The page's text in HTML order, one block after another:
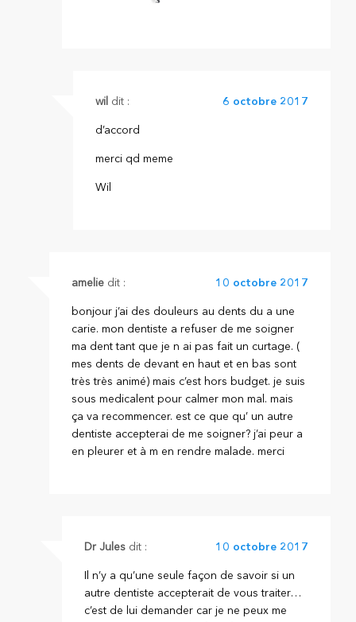
wil dit : 6 octobre 2017
d’accord
merci qd meme
Wil
amelie dit : 10 octobre 2017
bonjour j’ai des douleurs au dents du a une
carie. mon dentiste a refuser de me soigner
ma dent tant que je n ai pas fait un curtage. (
mes dents de devant en haut et en bas sont
très très animé) mais c’est hors budget. je suis
sous medicalent pour calmer mon mal. mais
ça va recommencer. est ce que qu’ un autre
dentiste accepterai de me soigner? j’ai peur a
en pleurer et à m en rendre malade. merci
Dr Jules dit : 10 octobre 2017
Il n’y a qu’une seule façon de savoir si un
autre dentiste accepterait de vous traiter…
c’est de lui demander car je ne peux me